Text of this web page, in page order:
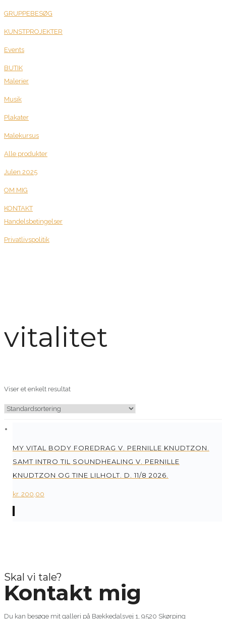
GRUPPEBESØG
KUNSTPROJEKTER
Events
BUTIK
Malerier
Musik
Plakater
Malekursus
Alle produkter
Julen 2025
OM MIG
KONTAKT
Handelsbetingelser
Privatlivspolitik
vitalitet
Viser et enkelt resultat
MY VITAL BODY FOREDRAG V. PERNILLE KNUDTZON.
SAMT INTRO TIL SOUNDHEALING V. PERNILLE
KNUDTZON OG TINE LILHOLT. D. 11/8 2026.
kr. 200,00
Skal vi tale?
Kontakt mig
Du kan besøge mit galleri på Bækkedalsvej 1, 9520 Skørping